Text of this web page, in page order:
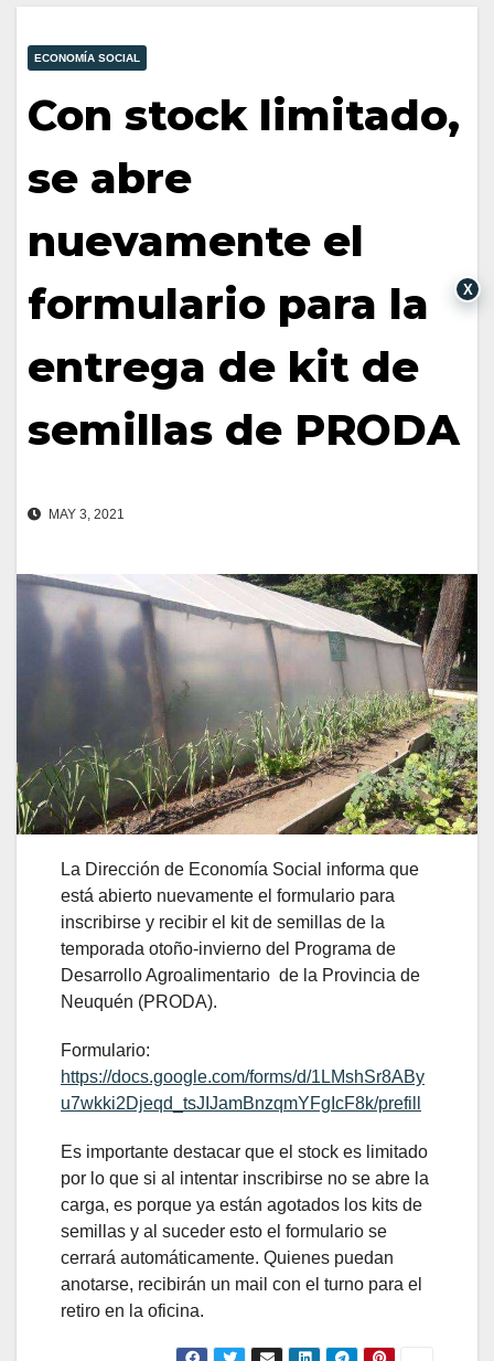
ECONOMÍA SOCIAL
Con stock limitado,
se abre
nuevamente el
formulario para la
entrega de kit de
semillas de PRODA
MAY 3, 2021
La Dirección de Economía Social informa que
está abierto nuevamente el formulario para
inscribirse y recibir el kit de semillas de la
temporada otoño-invierno del Programa de
Desarrollo Agroalimentario de la Provincia de
Neuquén (PRODA).
Formulario:
https://docs.google.com/forms/d/1LMshSr8ABy
u7wkki2Djeqd_tsJIJamBnzqmYFgIcF8k/prefill
Es importante destacar que el stock es limitado
por lo que si al intentar inscribirse no se abre la
carga, es porque ya están agotados los kits de
semillas y al suceder esto el formulario se
cerrará automáticamente. Quienes puedan
anotarse, recibirán un mail con el turno para el
retiro en la oficina.
X